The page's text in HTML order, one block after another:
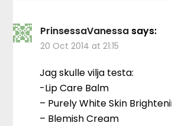
PrinsessaVanessa says:
20 Oct 2014 at 21:15
Jag skulle vilja testa:
-Lip Care Balm
– Purely White Skin
– Blemish Cream